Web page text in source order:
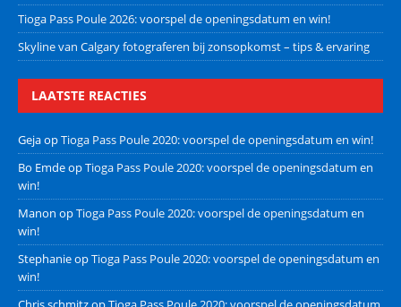
Tioga Pass Poule 2026: voorspel de openingsdatum en win!
Skyline van Calgary fotograferen bij zonsopkomst – tips & ervaring
LAATSTE REACTIES
GejaopTioga Pass Poule 2020: voorspel de openingsdatum en win!
Bo EmdeopTioga Pass Poule 2020: voorspel de openingsdatum en
win!
Manon opTioga Pass Poule 2020: voorspel de openingsdatum en
win!
StephanieopTioga Pass Poule 2020: voorspel de openingsdatum en
win!